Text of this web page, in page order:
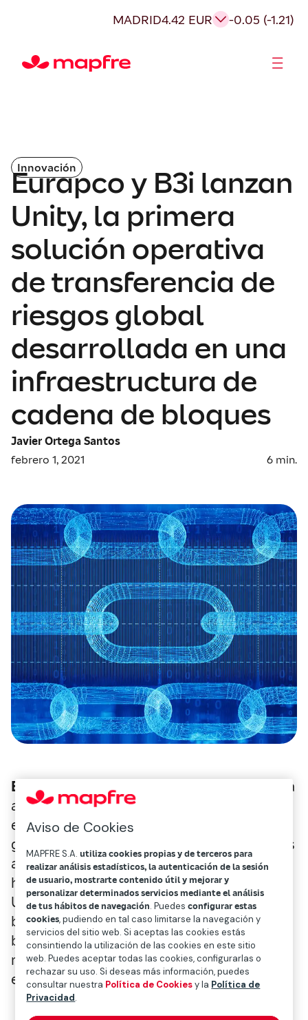
MADRID4.42 EUR -0.05 (-1.21)
Innovación
Eurapco y B3i lanzan
Unity, la primera
solución operativa
de transferencia de
riesgos global
desarrollada en una
infraestructura de
cadena de bloques
Javier Ortega Santos
febrero 1, 2021
6 min.
Eurapco
, una alianza estratégica que integra
a las ocho principales mutualidades
europeas, y B3i Services AG
global puesta en marcha por el sector de las
aseguradoras en la que Mapfre RE participa,
han anunciado el lanzamiento de Eurapco
Unity, la primera solución operativa global
basada en una infraestructura de cadena de
bloques que permite la transferencia de
riesgos facultativos dentro de una red de
entidades.
Aviso de Cookies
MAPFRE S.A.utiliza cookies propias y de terceros para
realizar análisis estadísticos, la autenticación de la sesión
de usuario, mostrarte contenido útil y mejorar y
personalizar determinados servicios mediante el análisis
de tus hábitos de navegación. Puedesconfigurar estas
cookies, pudiendo en tal caso limitarse la navegación y
servicios del sitio web. Si aceptas las cookies estás
consintiendo la utilización de las cookies en este sitio
web. Puedes aceptar todas las cookies, configurarlas o
rechazar su uso. Si deseas más información, puedes
consultar nuestra Política de Cookiesy la Política de
Privacidad.